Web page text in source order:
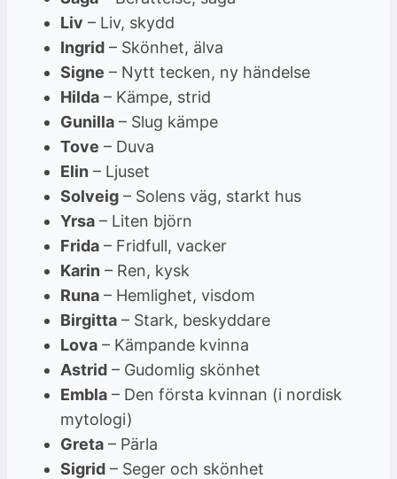
Liv – Liv, skydd
Ingrid – Skönhet, älva
Signe – Nytt tecken, ny händelse
Hilda – Kämpe, strid
Gunilla – Slug kämpe
Tove – Duva
Elin – Ljuset
Solveig – Solens väg, starkt hus
Yrsa – Liten björn
Frida – Fridfull, vacker
Karin – Ren, kysk
Runa – Hemlighet, visdom
Birgitta – Stark, beskyddare
Lova – Kämpande kvinna
Astrid – Gudomlig skönhet
Embla – Den första kvinnan (i nordisk
mytologi)
Greta – Pärla
Sigrid – Seger och skönhet